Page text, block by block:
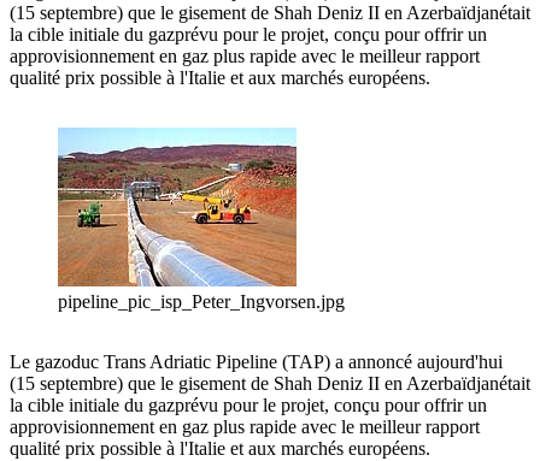
(15 septembre) que le gisement de Shah Deniz II en Azerbaïdjanétait
la cible initiale du gazprévu pour le projet, conçu pour offrir un
approvisionnement en gaz plus rapide avec le meilleur rapport
qualité prix possible à l'Italie et aux marchés européens.
pipeline_pic_isp_Peter_Ingvorsen.jpg
Le gazoduc Trans Adriatic Pipeline (TAP) a annoncé aujourd'hui
(15 septembre) que le gisement de Shah Deniz II en Azerbaïdjanétait
la cible initiale du gazprévu pour le projet, conçu pour offrir un
approvisionnement en gaz plus rapide avec le meilleur rapport
qualité prix possible à l'Italie et aux marchés européens.